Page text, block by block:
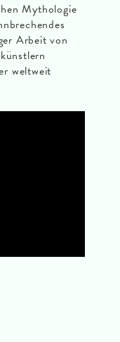
Mythologie
Arbeit von
weltweit